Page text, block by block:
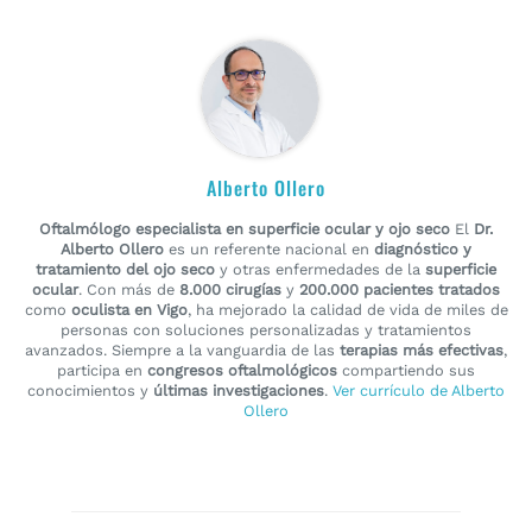
Alberto Ollero
Oftalmólogo especialista en superficie ocular y ojo seco El Dr.
Alberto Ollero es un referente nacional en diagnóstico y
tratamiento del ojo seco y otras enfermedades de la superficie
ocular. Con más de 8.000 cirugías y 200.000 pacientes tratados
como oculista en Vigo, ha mejorado la calidad de vida de miles de
personas con soluciones personalizadas y tratamientos
avanzados. Siempre a la vanguardia de las terapias más efectivas,
participa en congresos oftalmológicos compartiendo sus
conocimientos y últimas investigaciones. Ver currículo de Alberto
Ollero